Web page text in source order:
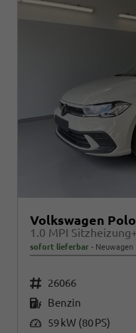
Volkswagen Polo
sofort lieferbar Neuwagen
Fahrzeugnr. 26066
Kraftstoff Benzin
Leistung 59 kW (80 PS)